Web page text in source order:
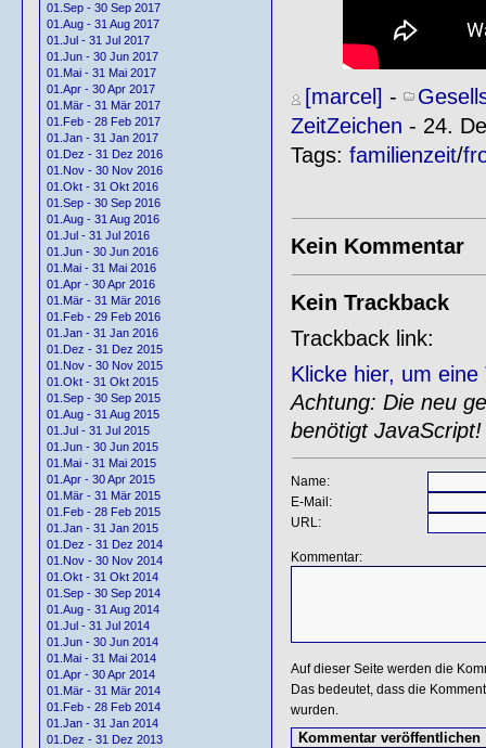
01.Sep - 30 Sep 2017
01.Aug - 31 Aug 2017
01.Jul - 31 Jul 2017
01.Jun - 30 Jun 2017
01.Mai - 31 Mai 2017
01.Apr - 30 Apr 2017
01.Mär - 31 Mär 2017
01.Feb - 28 Feb 2017
01.Jan - 31 Jan 2017
01.Dez - 31 Dez 2016
01.Nov - 30 Nov 2016
01.Okt - 31 Okt 2016
01.Sep - 30 Sep 2016
01.Aug - 31 Aug 2016
01.Jul - 31 Jul 2016
01.Jun - 30 Jun 2016
01.Mai - 31 Mai 2016
01.Apr - 30 Apr 2016
01.Mär - 31 Mär 2016
01.Feb - 29 Feb 2016
01.Jan - 31 Jan 2016
01.Dez - 31 Dez 2015
01.Nov - 30 Nov 2015
01.Okt - 31 Okt 2015
01.Sep - 30 Sep 2015
01.Aug - 31 Aug 2015
01.Jul - 31 Jul 2015
01.Jun - 30 Jun 2015
01.Mai - 31 Mai 2015
01.Apr - 30 Apr 2015
01.Mär - 31 Mär 2015
01.Feb - 28 Feb 2015
01.Jan - 31 Jan 2015
01.Dez - 31 Dez 2014
01.Nov - 30 Nov 2014
01.Okt - 31 Okt 2014
01.Sep - 30 Sep 2014
01.Aug - 31 Aug 2014
01.Jul - 31 Jul 2014
01.Jun - 30 Jun 2014
01.Mai - 31 Mai 2014
01.Apr - 30 Apr 2014
01.Mär - 31 Mär 2014
01.Feb - 28 Feb 2014
01.Jan - 31 Jan 2014
01.Dez - 31 Dez 2013
[marcel] -
ZeitZeichen - 24.
Tags: familienzeit/
Kein Kommentar
Kein Trackback
Trackback link:
Klicke hier, um
Achtung: Die neu
benötigt JavaScript!
Name:
E-Mail:
URL:
Kommentar:
Auf dieser Seite werden die
Das bedeutet, dass die
wurden.